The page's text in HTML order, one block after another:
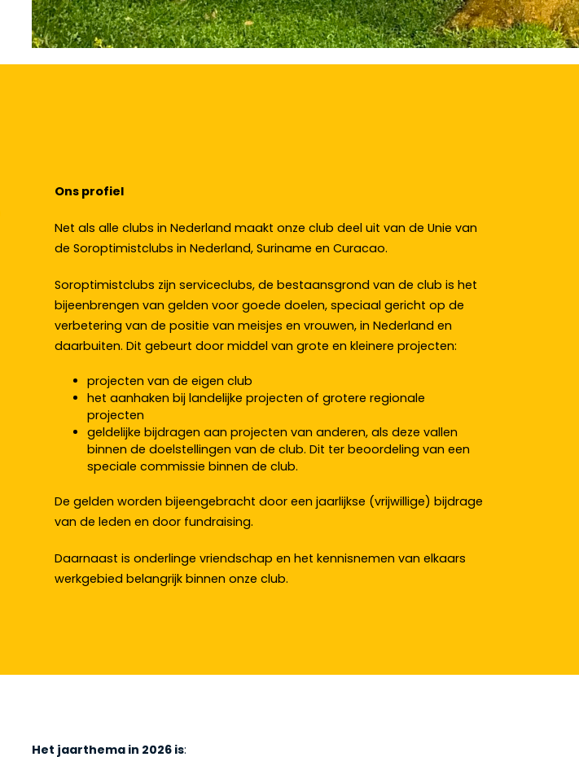
Ons profiel
Net als alle clubs in Nederland maakt onze club deel uit van de Unie van
de Soroptimistclubs in Nederland, Suriname en Curacao.
Soroptimistclubs zijn serviceclubs, de bestaansgrond van de club is het
bijeenbrengen van gelden voor goede doelen, speciaal gericht op de
verbetering van de positie van meisjes en vrouwen, in Nederland en
daarbuiten. Dit gebeurt door middel van grote en kleinere projecten:
projecten van de eigen club
het aanhaken bij landelijke projecten of grotere regionale
projecten
geldelijke bijdragen aan projecten van anderen, als deze vallen
binnen de doelstellingen van de club. Dit ter beoordeling van een
speciale commissie binnen de club.
De gelden worden bijeengebracht door een jaarlijkse (vrijwillige) bijdrage
van de leden en door fundraising.
Daarnaast is onderlinge vriendschap en het kennisnemen van elkaars
werkgebied belangrijk binnen onze club.
Het jaarthema in 2026 is: